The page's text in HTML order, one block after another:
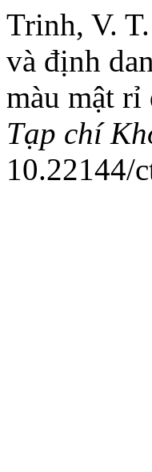
Trinh, V.
và định
màu mật rỉ
Tạp chí
10.22144/